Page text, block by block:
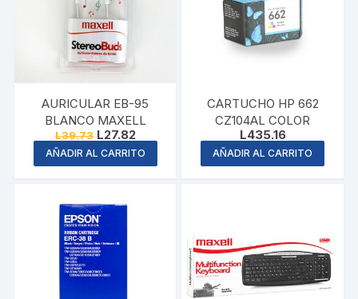
AURICULAR EB-95
BLANCO MAXELL
L39.73 Original
price
was:
L39.73.
L27.82Current
price
is:
L27.82.
AÑADIR AL CARRITO
CARTUCHO HP 662
CZ104AL COLOR
L435.16
AÑADIR AL CARRITO